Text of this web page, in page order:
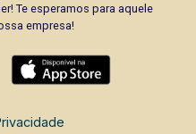
Te esperamos para aquele
empresa!